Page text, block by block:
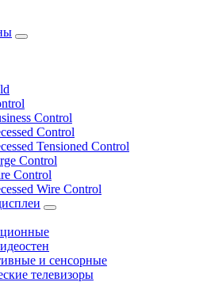
Control
Control
Tensioned Control
Control
Control
Wire Control
и сенсорные
телевизоры